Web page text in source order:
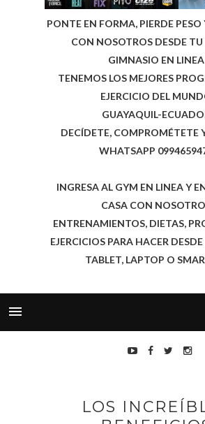
PONTE EN FORMA, PIERDE PESO
CON NOSOTROS DESDE
GIMNASIO EN LINEA
TENEMOS LOS MEJORES
EJERCICIO DEL
GUAYAQUIL-
DECÍDETE, COMPROMÉTETE
WHATSAPP
INGRESA AL GYM EN LINEA Y
CASA CON
ENTRENAMIENTOS, DIETAS,
EJERCICIOS PARA HACER DESDE
TABLET, LAPTOP O
LOS